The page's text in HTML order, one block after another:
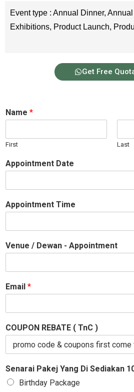
Event type : Annual Dinner,
Exhibitions, Product Launch,
Get Free
Name *
First Last
Appointment Date
Appointment Time
Venue / Dewan - Appointment
Email *
COUPON REBATE ( TnC )
Senarai Pakej Yang Di Sediakan
Birthday Package